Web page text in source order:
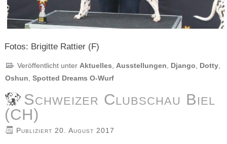
Fotos: Brigitte Rattier (F)
Veröffentlicht unter Aktuelles,Ausstellungen, Django, Dotty,
Oshun,Spotted Dreams O-Wurf
Schweizer Clubschau Biel
(CH)
Publiziert 20. August 2017